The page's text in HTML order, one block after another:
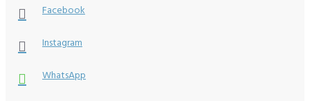
Facebook
Instagram
WhatsApp